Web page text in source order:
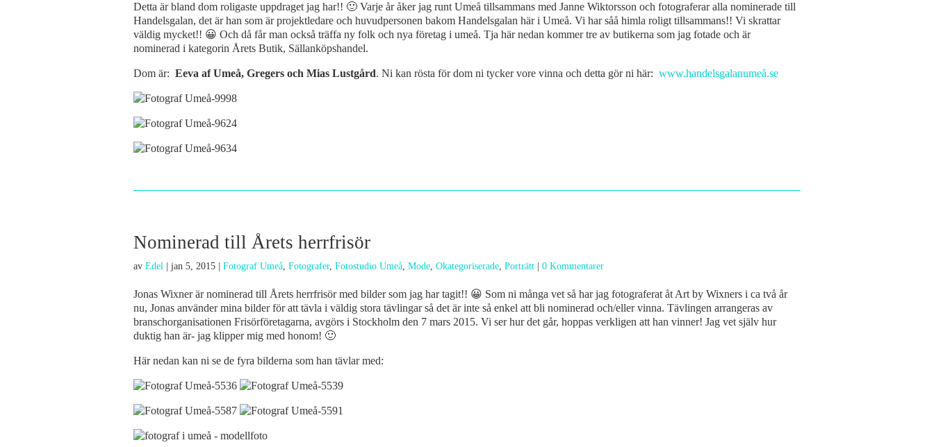
Detta är bland dom roligaste uppdraget jag har!! 🙂 Varje år åker jag runt Umeå tillsammans med Janne Wiktorsson och fotograferar alla nominerade till
Handelsgalan, det är han som är projektledare och huvudpersonen bakom Handelsgalan här i Umeå. Vi har såå himla roligt tillsammans!! Vi skrattar
väldig mycket!! 😀 Och då får man också träffa ny folk och nya företag i umeå. Tja här nedan kommer tre av butikerna som jag fotade och är
nominerad i kategorin Årets Butik, Sällanköpshandel.
Dom är: Eeva af Umeå, Gregers och Mias Lustgård. Ni kan rösta för dom ni tycker vore vinna och detta gör ni här: www.handelsgalanumeå.se
Nominerad till Årets herrfrisör
av Edel jan 5, 2015 Fotograf Umeå, Fotografer, Fotostudio Umeå, Mode, Okategoriserade, Porträtt 0 Kommentarer
Jonas Wixner är nominerad till Årets herrfrisör med bilder som jag har tagit!! 😀 Som ni många vet så har jag fotograferat åt Art by Wixners i ca två år
nu, Jonas använder mina bilder för att tävla i väldig stora tävlingar så det är inte så enkel att bli nominerad och/eller vinna. Tävlingen arrangeras av
branschorganisationen Frisörföretagarna, avgörs i Stockholm den 7 mars 2015. Vi ser hur det går, hoppas verkligen att han vinner! Jag vet själv hur
duktig han är- jag klipper mig med honom! 🙂
Här nedan kan ni se de fyra bilderna som han tävlar med: